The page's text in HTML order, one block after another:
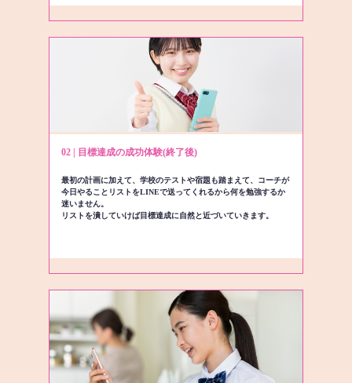
02 | 目標達成の成功体験(終了後)
最初の計画に加えて、学校のテストや宿題も踏まえて、コーチが
今日やることリストをLINEで送ってくれるから何を勉強するか
迷いません。
リストを潰していけば目標達成に自然と近づいていきます。